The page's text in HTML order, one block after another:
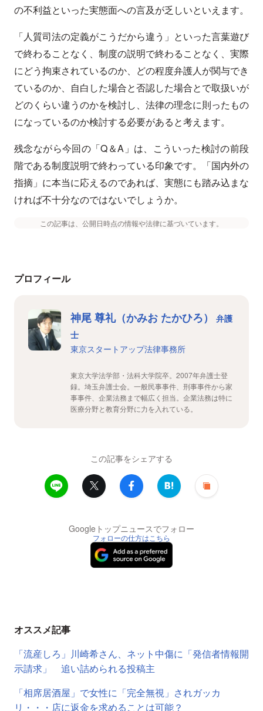
の不利益といった実態面への言及が乏しいといえます。
「人質司法の定義がこうだから違う」といった言葉遊び
で終わることなく、制度の説明で終わることなく、実際
にどう拘束されているのか、どの程度弁護人が関与でき
ているのか、自白した場合と否認した場合とで取扱いが
どのくらい違うのかを検討し、法律の理念に則ったもの
になっているのか検討する必要があると考えます。
残念ながら今回の「Q＆A」は、こういった検討の前段
階である制度説明で終わっている印象です。「国内外の
指摘」に本当に応えるのであれば、実態にも踏み込まな
ければ不十分なのではないでしょうか。
この記事は、公開日時点の情報や法律に基づいています。
プロフィール
神尾 尊礼（かみお たかひろ）
弁護
士
東京スタートアップ法律事務所
東京大学法学部・法科大学院卒。2007年弁護士登
録。埼玉弁護士会。一般民事事件、刑事事件から家
事事件、企業法務まで幅広く担当。企業法務は特に
医療分野と教育分野に力を入れている。
この記事をシェアする
Googleトップニュースでフォロー
フォローの仕方はこちら
オススメ記事
「流産しろ」川崎希さん、ネット中傷に「発信者情報開
示請求」 追い詰められる投稿主
「相席居酒屋」で女性に「完全無視」されガッカ
リ・・・店に返金を求めることは可能？